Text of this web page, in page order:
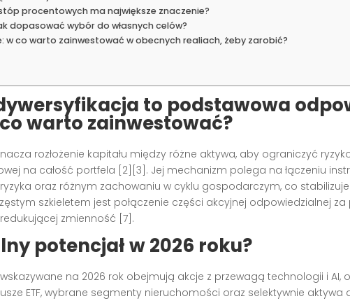
procentowych ma największe znaczenie?
dopasować wybór do własnych celów?
w co warto zainwestować w obecnych realiach, żeby zarobić?
to podstawowa
warto zainwestować?
rozłożenie kapitału między różne aktywa, aby ograniczyć
na całość portfela [2][3]. Jej mechanizm polega na łączeniu
oraz różnym zachowaniu w cyklu gospodarczym, co stabilizuje
szkieletem jest połączenie części akcyjnej odpowiedzialnej za
zmienność [7].
potencjał w 2026 roku?
na 2026 rok obejmują akcje z przewagą technologii i AI,
ETF, wybrane segmenty nieruchomości oraz selektywnie aktywa